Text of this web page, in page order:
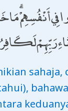
فِي أَنْفُسِهِمْ
رَبِّهِمْ
sahaja,